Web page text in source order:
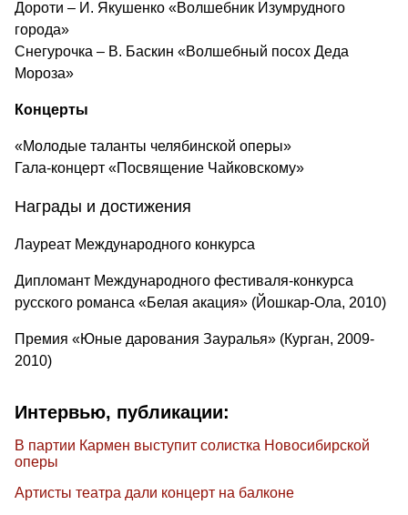
Дороти – И. Якушенко «Волшебник Изумрудного
города»
Снегурочка – В. Баскин «Волшебный посох Деда
Мороза»
Концерты
«Молодые таланты челябинской оперы»
Гала-концерт «Посвящение Чайковскому»
Награды и достижения
Лауреат Международного конкурса
Дипломант Международного фестиваля-конкурса
русского романса «Белая акация» (Йошкар-Ола, 2010)
Премия «Юные дарования Зауралья» (Курган, 2009-
2010)
Интервью, публикации:
В партии Кармен выступит солистка Новосибирской
оперы
Артисты театра дали концерт на балконе